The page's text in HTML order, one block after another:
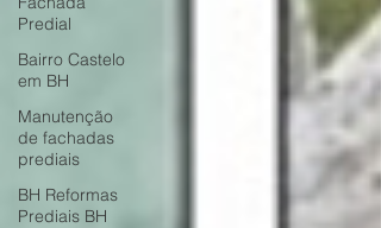
Predial
Bairro Castelo
em BH
Manutenção
de fachadas
prediais
BH Reformas
Prediais BH